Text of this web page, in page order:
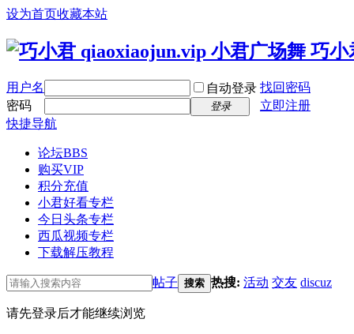
设为首页收藏本站
用户名 自动登录 找回密码
密码
登录
立即注册
快捷导航
论坛BBS
购买VIP
积分充值
小君好看专栏
今日头条专栏
西瓜视频专栏
下载解压教程
帖子 搜索 热搜: 活动 交友 discuz
请先登录后才能继续浏览